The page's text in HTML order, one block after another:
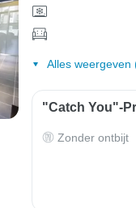
Alles weergeven
"Catch You"-
Zonder ontbijt